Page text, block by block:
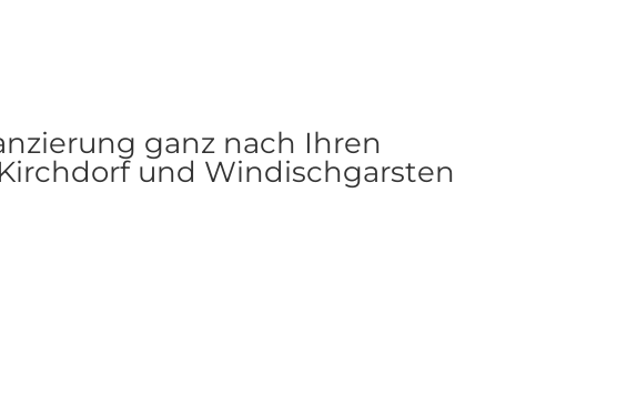
ganz nach Ihren
und Windischgarsten